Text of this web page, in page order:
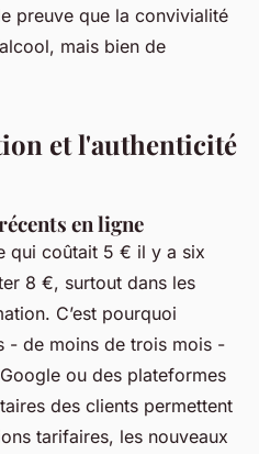
preuve que la convivialité
mais bien de
et l'authenticité
en ligne
qui coûtait 5 € il y a six
8 €, surtout dans les
C’est pourquoi
- de moins de trois mois -
ou des plateformes
des clients permettent
tarifaires, les nouveaux